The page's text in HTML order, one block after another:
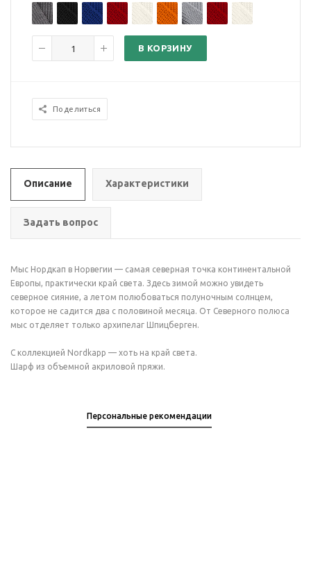
В КОРЗИНУ
Поделиться
Описание Характеристики
Задать вопрос
Мыс Нордкап в Норвегии — самая северная точка континентальной
Европы, практически край света. Здесь зимой можно увидеть
северное сияние, а летом полюбоваться полуночным солнцем,
которое не садится два с половиной месяца. От Северного полюса
мыс отделяет только архипелаг Шпицберген.
С коллекцией Nordkapp — хоть на край света.
Шарф из объемной акриловой пряжи.
Персональные рекомендации